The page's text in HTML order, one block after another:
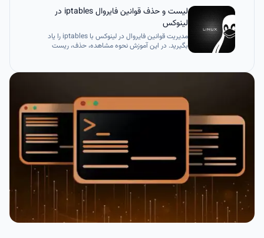
امن و سریع برقرار می‌شود. این روش امنیت سرور را بالا
می‌برد و برای اتوماسیون و مدیریت حرفه‌ای سرورها ضروری
است.
لیست و حذف قوانین فایروال iptables در
لینوکس
مدیریت قوانین فایروال در لینوکس با iptables را یاد
بگیرید. در این آموزش نحوه مشاهده، حذف، ریست